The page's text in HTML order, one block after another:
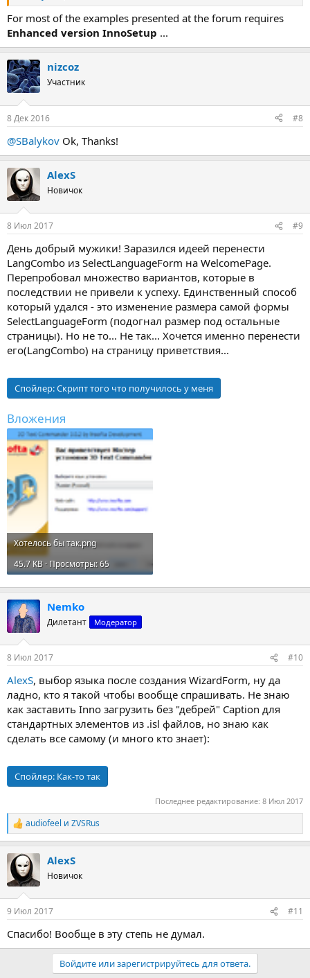
For most of the examples presented at the forum requires
Enhanced version InnoSetup ...
nizcoz
Участник
8 Дек 2016 #8
@SBalykov Ok, Thanks!
AlexS
Новичок
8 Июл 2017 #9
День добрый мужики! Заразился идеей перенести
LangCombo из SelectLanguageForm на WelcomePage.
Перепробовал множество вариантов, которые в
последствии не привели к успеху. Единственный способ
который удался - это изменение размера самой формы
SelectLanguageForm (подогнал размер под остальные
страницы). Но не то... Не так... Хочется именно перенести
его(LangCombo) на страницу приветствия...
Спойлер:Скрипт того что получилось у меня
Вложения
Хотелось бы так.png
45.7 KB · Просмотры: 65
Nemko
Дилетант Модератор
8 Июл 2017 #10
AlexS, выбор языка после создания WizardForm, ну да
ладно, кто я такой чтобы вообще спрашивать. Не знаю
как заставить Inno загрузить без "дебрей" Caption для
стандартных элементов из .isl файлов, но знаю как
сделать все самому (и много кто знает):
Спойлер: Как-то так
Последнее редактирование: 8 Июл 2017
Р
е
к
ц
и
audiofeel и ZVSRus
AlexS
Новичок
9 Июл 2017 #11
Спасибо! Вообще в эту степь не думал.
Войдите или зарегистрируйтесь для ответа.